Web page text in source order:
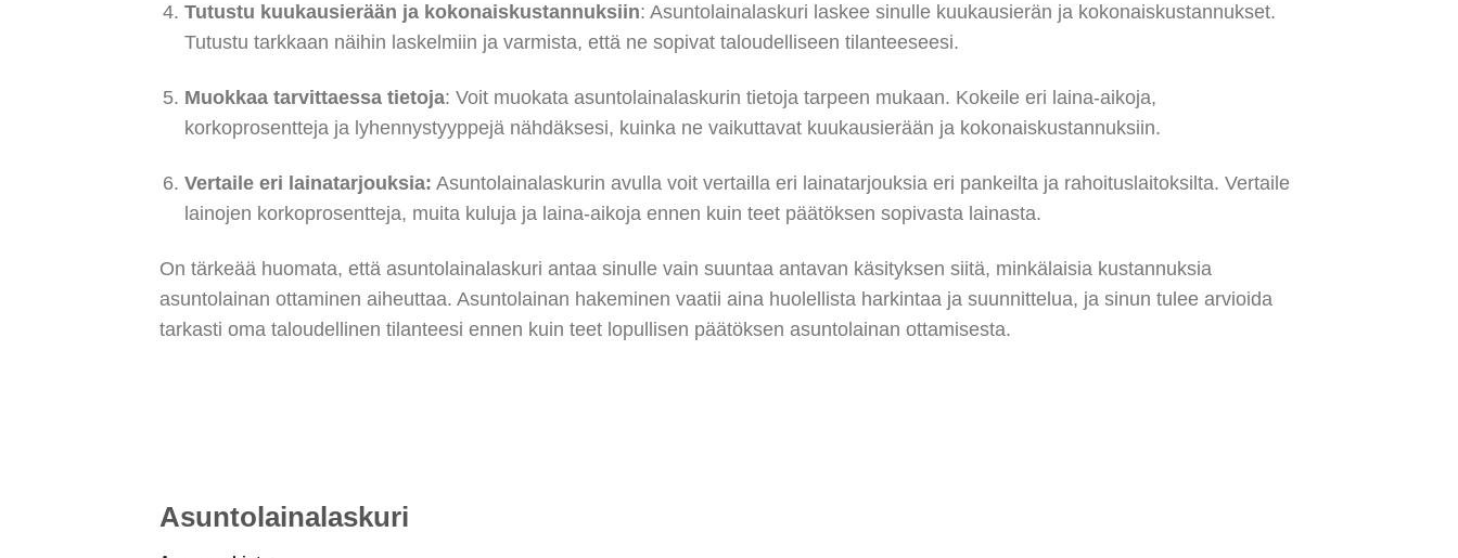
Tutustu kuukausierään ja kokonaiskustannuksiin: Asuntolainalaskuri laskee sinulle kuukausierän ja kokonaiskustannukset.
Tutustu tarkkaan näihin laskelmiin ja varmista, että ne sopivat taloudelliseen tilanteeseesi.
Muokkaa tarvittaessa tietoja: Voit muokata asuntolainalaskurin tietoja tarpeen mukaan. Kokeile eri laina-aikoja,
korkoprosentteja ja lyhennystyyppejä nähdäksesi, kuinka ne vaikuttavat kuukausierään ja kokonaiskustannuksiin.
Vertaile eri lainatarjouksia: Asuntolainalaskurin avulla voit vertailla eri lainatarjouksia eri pankeilta ja rahoituslaitoksilta. Vertaile
lainojen korkoprosentteja, muita kuluja ja laina-aikoja ennen kuin teet päätöksen sopivasta lainasta.
On tärkeää huomata, että asuntolainalaskuri antaa sinulle vain suuntaa antavan käsityksen siitä, minkälaisia kustannuksia
asuntolainan ottaminen aiheuttaa. Asuntolainan hakeminen vaatii aina huolellista harkintaa ja suunnittelua, ja sinun tulee arvioida
tarkasti oma taloudellinen tilanteesi ennen kuin teet lopullisen päätöksen asuntolainan ottamisesta.
Asuntolainalaskuri